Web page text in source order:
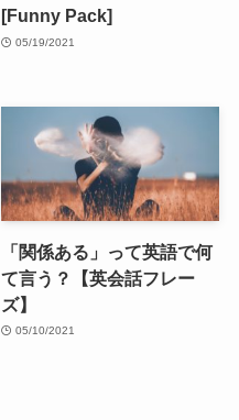
[Funny Pack]
05/19/2021
「関係ある」って英語で何
て言う？【英会話フレー
ズ】
05/10/2021